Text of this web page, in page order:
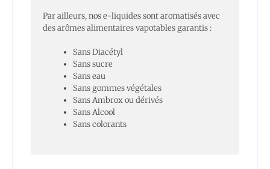
Par ailleurs, nos e-liquides sont aromatisés avec
des arômes alimentaires vapotables garantis :
Sans Diacétyl
Sans sucre
Sans eau
Sans gommes végétales
Sans Ambrox ou dérivés
Sans Alcool
Sans colorants